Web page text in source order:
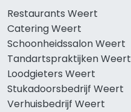
Restaurants Weert
Catering Weert
Schoonheidssalon Weert
Tandartspraktijken Weert
Loodgieters Weert
Stukadoorsbedrijf Weert
Verhuisbedrijf Weert